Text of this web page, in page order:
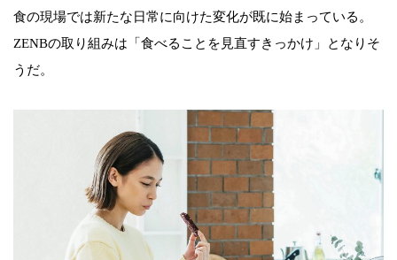
食の現場では新たな日常に向けた変化が既に始まっている。
ZENBの取り組みは「食べることを見直すきっかけ」となりそ
うだ。